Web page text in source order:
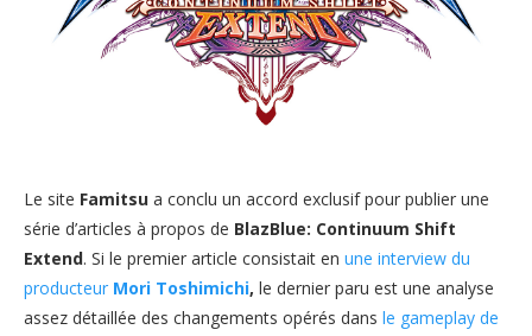
Le site Famitsu a conclu un accord exclusif pour publier une
série d’articles à propos de BlazBlue: Continuum Shift
Extend. Si le premier article consistait en une interview du
producteur Mori Toshimichi, le dernier paru est une analyse
assez détaillée des changements opérés dans le gameplay de